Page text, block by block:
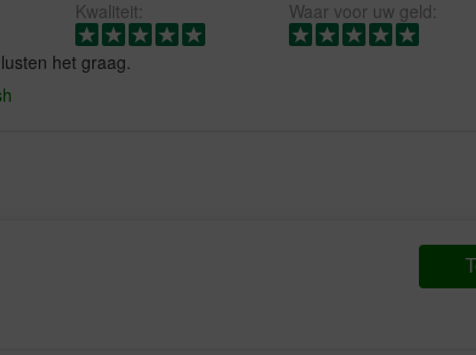
Kwaliteit: Waar voor uw geld:
het graag.